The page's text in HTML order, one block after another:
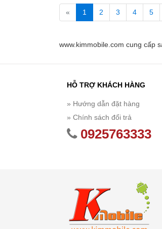
« 1 2 3 4 5
www.kimmobile.com cung cấp
HỖ TRỢ KHÁCH HÀNG
» Hướng dẫn đặt hàng
» Chính sách đổi trả
0925763333